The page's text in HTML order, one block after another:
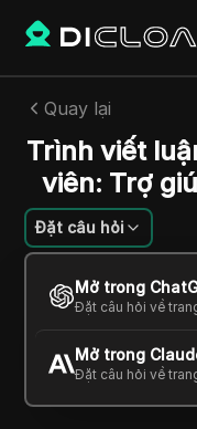
Quay lại
Trình viết
viên: Trợ
Đặt câu hỏi
Mở trong
Đặt câu hỏi về
Mở trong
Đặt câu hỏi về
Charles
29 Th08 2025
Copy Link